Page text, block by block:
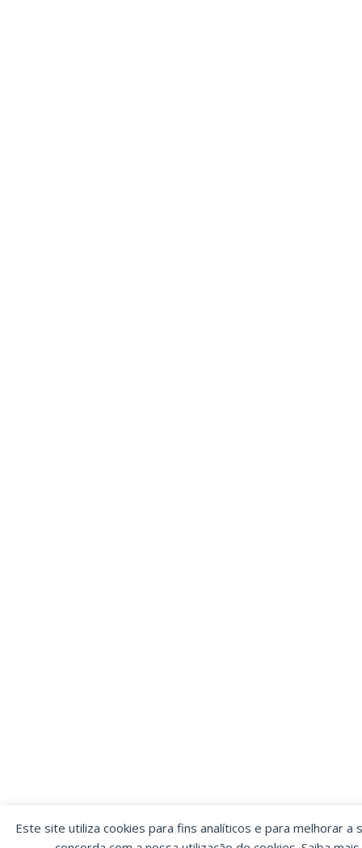
Este site utiliza cookies para fins analíticos e para melhorar a